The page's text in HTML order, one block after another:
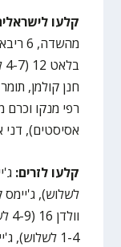
קלעו
אסיסטים), דני אבדיה
קלעו לזרים: